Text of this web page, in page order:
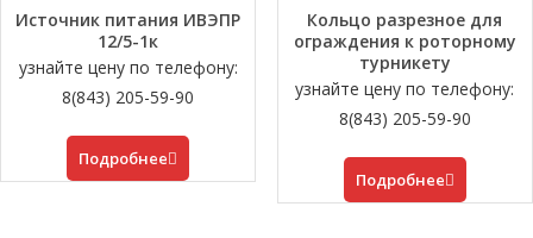
Источник питания ИВЭПР
12/5-1к
узнайте цену по телефону:
8(843) 205-59-90
Подробнее
Кольцо разрезное для
ограждения к роторному
турникету
узнайте цену по телефону:
8(843) 205-59-90
Подробнее